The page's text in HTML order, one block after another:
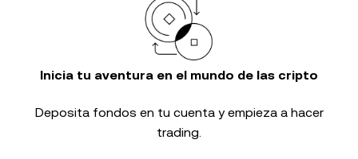
Inicia tu aventura en el mundo de las cripto
Deposita fondos en tu cuenta y empieza a hacer
trading.